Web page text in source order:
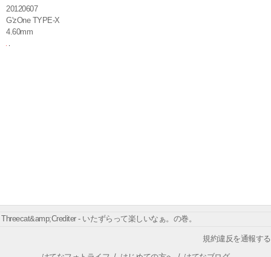
20120607
G'zOne TYPE-X
4.60mm
Threecat&amp;Crediter - いたずらって楽しいなぁ。の巻。
規約違反を通報する